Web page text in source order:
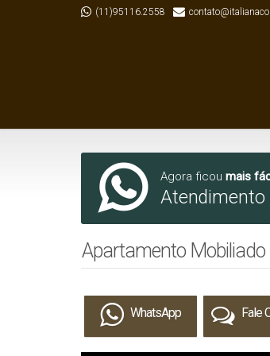
(11)95116.2558
Agora ficou mais
Atendimento
Apartamento Mobiliado
WhatsApp Fale